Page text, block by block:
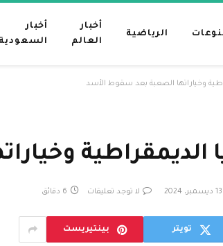
الرياضية
أخبار
العالم
أخبار
السعودية
وخياراتها الصعبة بعد سقوط الأسد
الديمقراطية
13 ديسمبر، 2024 لا توجد تعليقات 6 دقائق
تويتر بينتيريست